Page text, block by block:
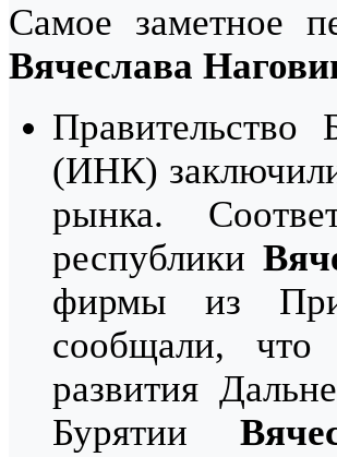
Самое заметное
Вячеслава
(ИНК) заключили
рынка.
республики
фирмы из
сообщали, что
развития
Бурятии